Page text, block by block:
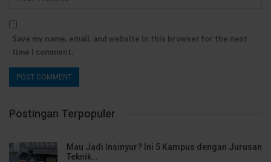
Save my name, email, and website in this browser for the next
time I comment.
Postingan Terpopuler
Mau Jadi Insinyur? Ini 5 Kampus dengan Jurusan
Teknik…